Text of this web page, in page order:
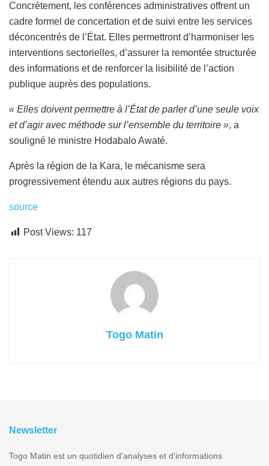
Concrètement, les conférences administratives offrent un
cadre formel de concertation et de suivi entre les services
déconcentrés de l’État. Elles permettront d’harmoniser les
interventions sectorielles, d’assurer la remontée structurée
des informations et de renforcer la lisibilité de l’action
publique auprès des populations.
« Elles doivent permettre à l’État de parler d’une seule voix
et d’agir avec méthode sur l’ensemble du territoire », a
souligné le ministre Hodabalo Awaté.
Après la région de la Kara, le mécanisme sera
progressivement étendu aux autres régions du pays.
source
Post Views: 117
Togo Matin
Newsletter
Togo Matin est un quotidien d'analyses et d'informations